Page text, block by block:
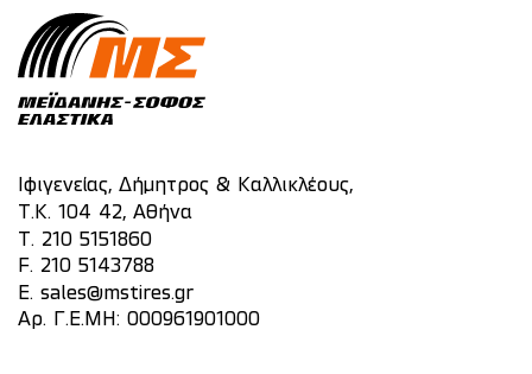
Ιφιγενείας, Δήμητρος & Καλλικλέους,
Τ.Κ. 104 42, Αθήνα
T. 210 5151860
F. 210 5143788
E. sales@mstires.gr
Αρ. Γ.Ε.ΜΗ: 000961901000